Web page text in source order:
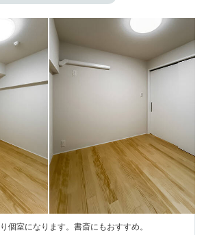
個室になります。書斎にもおすすめ。